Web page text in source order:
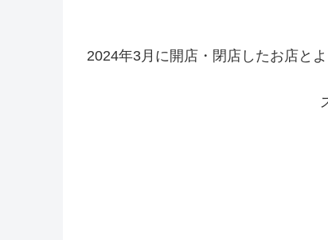
2024年3月に開店・閉店したお店と